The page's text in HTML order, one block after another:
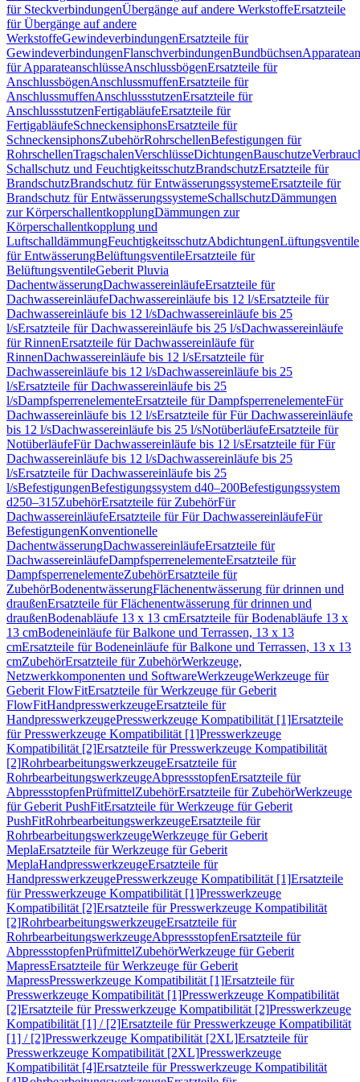
für SteckverbindungenÜbergänge auf andere WerkstoffeErsatzteile
für Übergänge auf andere
WerkstoffeGewindeverbindungenErsatzteile für
GewindeverbindungenFlanschverbindungenBundbüchsen
für ApparateanschlüsseAnschlussbögenErsatzteile für
AnschlussbögenAnschlussmuffenErsatzteile für
AnschlussmuffenAnschlussstutzenErsatzteile für
AnschlussstutzenFertigabläufeErsatzteile für
FertigabläufeSchneckensiphonsErsatzteile für
SchneckensiphonsZubehörRohrschellenBefestigungen für
RohrschellenTragschalenVerschlüsseDichtungenBauschutze
Schallschutz und FeuchtigkeitsschutzBrandschutzErsatzteile für
BrandschutzBrandschutz für EntwässerungssystemeErsatzteile für
Brandschutz für EntwässerungssystemeSchallschutzDämmungen
zur KörperschallentkopplungDämmungen zur
Körperschallentkopplung und
LuftschalldämmungFeuchtigkeitsschutzAbdichtungenLüftungsventile
für EntwässerungBelüftungsventileErsatzteile für
BelüftungsventileGeberit Pluvia
DachentwässerungDachwassereinläufeErsatzteile für
DachwassereinläufeDachwassereinläufe bis 12 l/sErsatzteile für
Dachwassereinläufe bis 12 l/sDachwassereinläufe bis 25
l/sErsatzteile für Dachwassereinläufe bis 25 l/sDachwassereinläufe
für RinnenErsatzteile für Dachwassereinläufe für
RinnenDachwassereinläufe bis 12 l/sErsatzteile für
Dachwassereinläufe bis 12 l/sDachwassereinläufe bis 25
l/sErsatzteile für Dachwassereinläufe bis 25
l/sDampfsperrenelementeErsatzteile für DampfsperrenelementeFür
Dachwassereinläufe bis 12 l/sErsatzteile für Für Dachwassereinläufe
bis 12 l/sDachwassereinläufe bis 25 l/sNotüberläufeErsatzteile für
NotüberläufeFür Dachwassereinläufe bis 12 l/sErsatzteile für Für
Dachwassereinläufe bis 12 l/sDachwassereinläufe bis 25
l/sErsatzteile für Dachwassereinläufe bis 25
l/sBefestigungenBefestigungssystem d40–200Befestigungssystem
d250–315ZubehörErsatzteile für ZubehörFür
DachwassereinläufeErsatzteile für Für DachwassereinläufeFür
BefestigungenKonventionelle
DachentwässerungDachwassereinläufeErsatzteile für
DachwassereinläufeDampfsperrenelementeErsatzteile für
DampfsperrenelementeZubehörErsatzteile für
ZubehörBodenentwässerungFlächenentwässerung für drinnen und
draußenErsatzteile für Flächenentwässerung für drinnen und
draußenBodenabläufe 13 x 13 cmErsatzteile für Bodenabläufe 13 x
13 cmBodeneinläufe für Balkone und Terrassen, 13 x 13
cmErsatzteile für Bodeneinläufe für Balkone und Terrassen, 13 x 13
cmZubehörErsatzteile für ZubehörWerkzeuge,
Netzwerkkomponenten und SoftwareWerkzeugeWerkzeuge für
Geberit FlowFitErsatzteile für Werkzeuge für Geberit
FlowFitHandpresswerkzeugeErsatzteile für
HandpresswerkzeugePresswerkzeuge Kompatibilität [1]Ersatzteile
für Presswerkzeuge Kompatibilität [1]Presswerkzeuge
Kompatibilität [2]Ersatzteile für Presswerkzeuge Kompatibilität
[2]RohrbearbeitungswerkzeugeErsatzteile für
RohrbearbeitungswerkzeugeAbpressstopfenErsatzteile für
AbpressstopfenPrüfmittelZubehörErsatzteile für ZubehörWerkzeuge
für Geberit PushFitErsatzteile für Werkzeuge für Geberit
PushFitRohrbearbeitungswerkzeugeErsatzteile für
RohrbearbeitungswerkzeugeWerkzeuge für Geberit
MeplaErsatzteile für Werkzeuge für Geberit
MeplaHandpresswerkzeugeErsatzteile für
HandpresswerkzeugePresswerkzeuge Kompatibilität [1]Ersatzteile
für Presswerkzeuge Kompatibilität [1]Presswerkzeuge
Kompatibilität [2]Ersatzteile für Presswerkzeuge Kompatibilität
[2]RohrbearbeitungswerkzeugeErsatzteile für
RohrbearbeitungswerkzeugeAbpressstopfenErsatzteile für
AbpressstopfenPrüfmittelZubehörWerkzeuge für Geberit
MapressErsatzteile für Werkzeuge für Geberit
MapressPresswerkzeuge Kompatibilität [1]Ersatzteile für
Presswerkzeuge Kompatibilität [1]Presswerkzeuge Kompatibilität
[2]Ersatzteile für Presswerkzeuge Kompatibilität [2]Presswerkzeuge
Kompatibilität [1] / [2]Ersatzteile für Presswerkzeuge Kompatibilität
[1] / [2]Presswerkzeuge Kompatibilität [2XL]Ersatzteile für
Presswerkzeuge Kompatibilität [2XL]Presswerkzeuge
Kompatibilität [4]Ersatzteile für Presswerkzeuge Kompatibilität